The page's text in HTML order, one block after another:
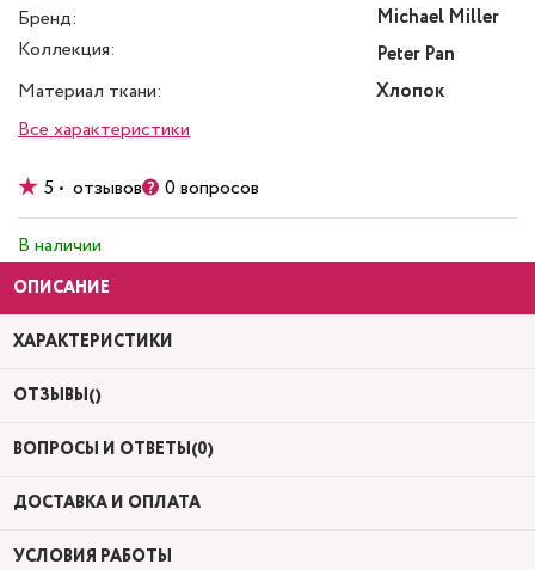
Бренд:
Michael Miller
Коллекция:
Peter Pan
Материал ткани:
Хлопок
Все характеристики
5 • отзывов 0 вопросов
В наличии
ОПИСАНИЕ
ХАРАКТЕРИСТИКИ
ОТЗЫВЫ()
ВОПРОСЫ И ОТВЕТЫ(0)
ДОСТАВКА И ОПЛАТА
УСЛОВИЯ РАБОТЫ